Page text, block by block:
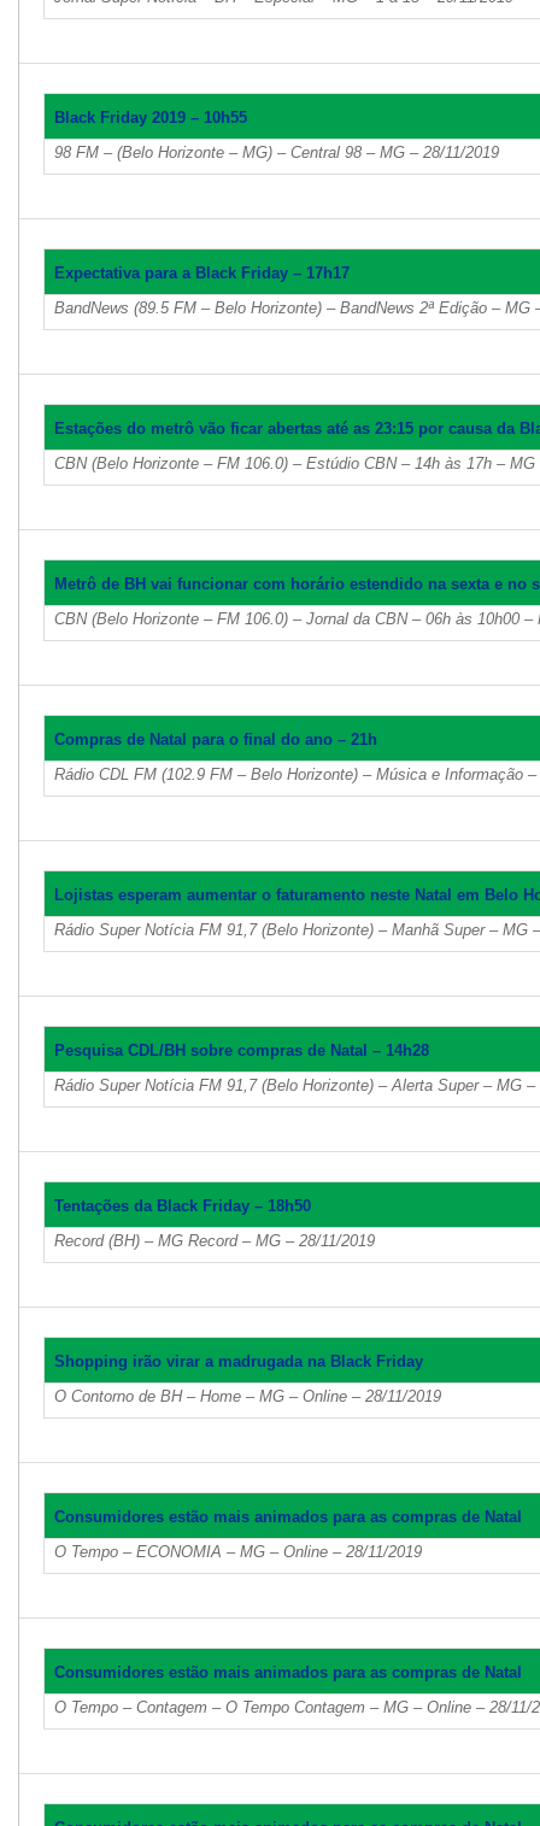
Black Friday 2019 – 10h55
98 FM – (Belo Horizonte – MG) – Central 98 – MG – 28/11/2019
Expectativa para a Black Friday – 17h17
BandNews (89.5 FM – Belo Horizonte) – BandNews 2ª Edição – MG
Estações do metrô vão ficar abertas até as 23:15 por causa da
CBN (Belo Horizonte – FM 106.0) – Estúdio CBN – 14h às 17h – MG
Metrô de BH vai funcionar com horário estendido na sexta e no
CBN (Belo Horizonte – FM 106.0) – Jornal da CBN – 06h às 10h00 –
Compras de Natal para o final do ano – 21h
Rádio CDL FM (102.9 FM – Belo Horizonte) – Música e Informação
Lojistas esperam aumentar o faturamento neste Natal em Belo
Rádio Super Notícia FM 91,7 (Belo Horizonte) – Manhã Super – MG
Pesquisa CDL/BH sobre compras de Natal – 14h28
Rádio Super Notícia FM 91,7 (Belo Horizonte) – Alerta Super – MG –
Tentações da Black Friday – 18h50
Record (BH) – MG Record – MG – 28/11/2019
Shopping irão virar a madrugada na Black Friday
O Contorno de BH – Home – MG – Online – 28/11/2019
Consumidores estão mais animados para as compras de Natal
O Tempo – ECONOMIA – MG – Online – 28/11/2019
Consumidores estão mais animados para as compras de Natal
O Tempo – Contagem – O Tempo Contagem – MG – Online – 28/11/